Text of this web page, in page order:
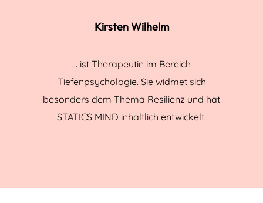
Kirsten Wilhelm
… ist Therapeutin im Bereich
Tiefenpsychologie. Sie widmet sich
besonders dem Thema Resilienz und hat
STATICS MIND inhaltlich entwickelt.